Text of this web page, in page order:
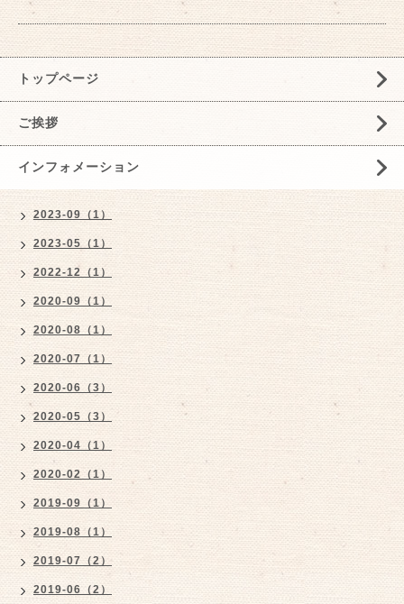
トップページ
ご挨拶
インフォメーション
2023-09（1）
2023-05（1）
2022-12（1）
2020-09（1）
2020-08（1）
2020-07（1）
2020-06（3）
2020-05（3）
2020-04（1）
2020-02（1）
2019-09（1）
2019-08（1）
2019-07（2）
2019-06（2）